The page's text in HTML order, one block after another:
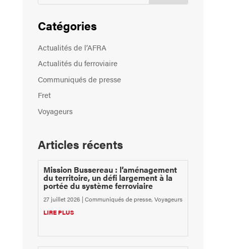
Catégories
Actualités de l’AFRA
Actualités du ferroviaire
Communiqués de presse
Fret
Voyageurs
Articles récents
Mission Bussereau : l’aménagement
du territoire, un défi largement à la
portée du système ferroviaire
27 juillet 2026 |Communiqués de presse, Voyageurs
LIRE PLUS